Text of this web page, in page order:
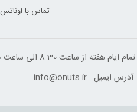
تماس با اوناتس
از ساعت 8:30 الی ساعت 23:00 ‌روز پاسخگوی شما هستیم
آدرس ایمیل : info@onuts.ir